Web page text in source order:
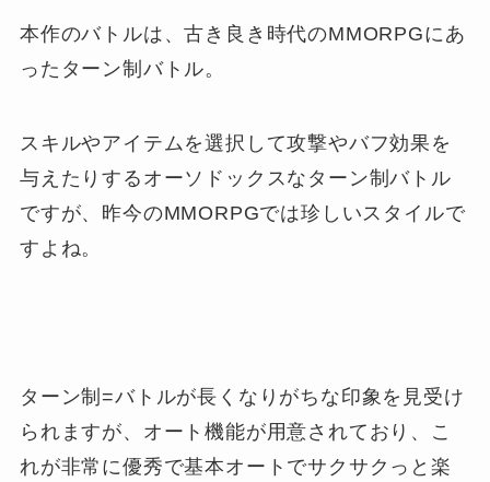
本作のバトルは、古き良き時代のMMORPGにあ
ったターン制バトル。
スキルやアイテムを選択して攻撃やバフ効果を
与えたりするオーソドックスなターン制バトル
ですが、昨今のMMORPGでは珍しいスタイルで
すよね。
ターン制=バトルが長くなりがちな印象を見受け
られますが、オート機能が用意されており、こ
れが非常に優秀で基本オートでサクサクっと楽